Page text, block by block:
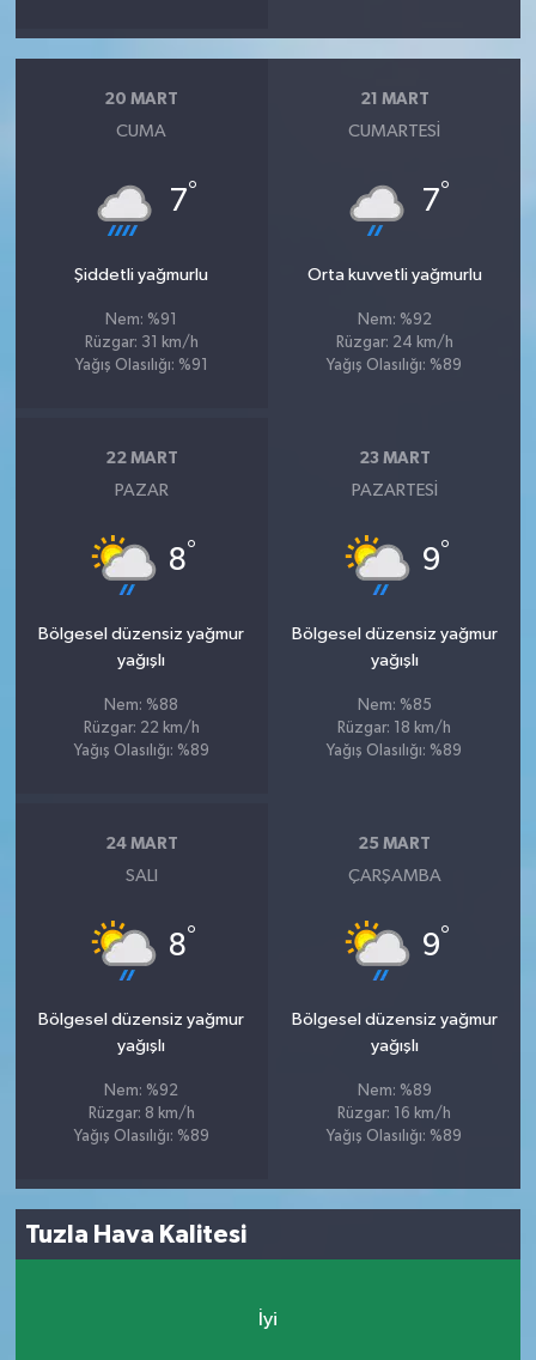
20 MART
CUMA
7°
Şiddetli yağmurlu
Nem: %91
Rüzgar: 31 km/h
Yağış Olasılığı: %91
21 MART
CUMARTESI
7°
Orta kuvvetli yağmurlu
Nem: %92
Rüzgar: 24 km/h
Yağış Olasılığı: %89
22 MART
PAZAR
8°
Bölgesel düzensiz yağmur
yağışlı
Nem: %88
Rüzgar: 22 km/h
Yağış Olasılığı: %89
23 MART
PAZARTESI
9°
Bölgesel düzensiz yağmur
yağışlı
Nem: %85
Rüzgar: 18 km/h
Yağış Olasılığı: %89
24 MART
SALI
8°
Bölgesel düzensiz yağmur
yağışlı
Nem: %92
Rüzgar: 8 km/h
Yağış Olasılığı: %89
25 MART
ÇARŞAMBA
9°
Bölgesel düzensiz yağmur
yağışlı
Nem: %89
Rüzgar: 16 km/h
Yağış Olasılığı: %89
Tuzla Hava Kalitesi
İyi